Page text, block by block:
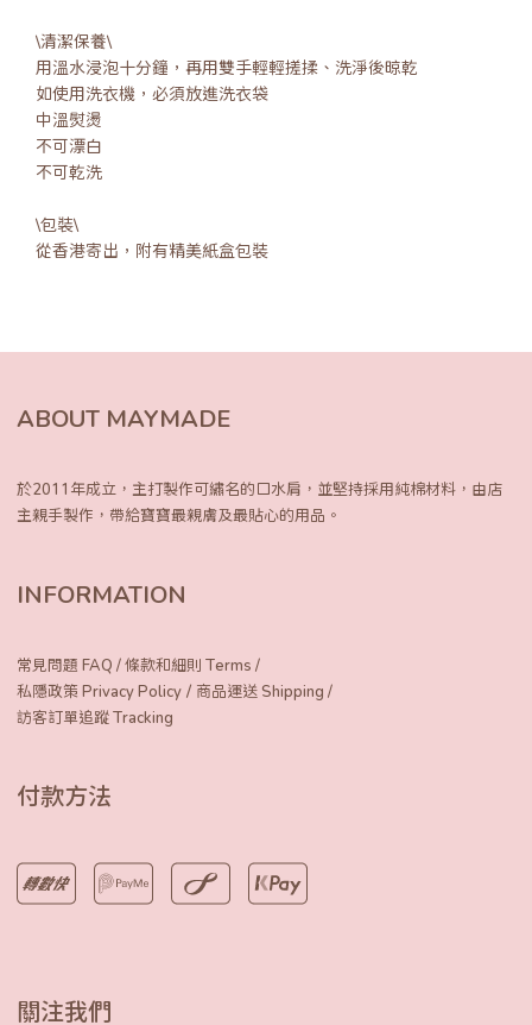
\清潔保養\
用溫水浸泡十分鐘，再用雙手輕輕搓揉、洗淨後晾乾
如使用洗衣機，必須放進洗衣袋
中溫熨燙
不可漂白
不可乾洗
\包裝\
從香港寄出，附有精美紙盒包裝
ABOUT MAYMADE
於2011年成立，主打製作可繡名的口水肩， 並堅持採用純棉材料，由店
主親手製作， 帶給寶寶最親膚及最貼心的用品。
INFORMATION
常見問題 FAQ /條款和細則 Terms /
私隱政策 Privacy Policy / 商品運送 Shipping /
訪客訂單追蹤 Tracking
付款方法
關注我們